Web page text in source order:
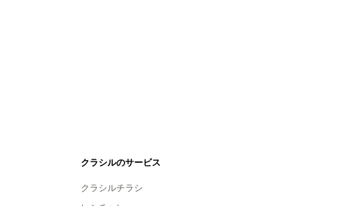
クラシルのサービス
クラシルチラシ